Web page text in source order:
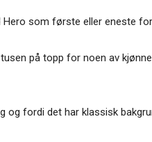
som første eller eneste
på topp for noen av
og fordi det har klassisk